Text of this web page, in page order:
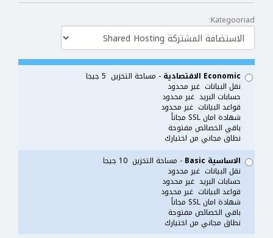
Kategooriad:
Economic الاقتصادية - مساحة التخزين 5 جيجا
نقل البيانات غير محدود
حسابات البريد غير محدود
قواعد البيانات غير محدود
شهادة امان SSL مجاناً
باقي الخصائص مفتوحة
نطاق مجاني من اختيارك
الاساسية Basic
- مساحة التخزين 10 جيجا
نقل البيانات غير محدود
حسابات البريد غير محدود
قواعد البيانات غير محدود
شهادة امان SSL مجاناً
باقي الخصائص مفتوحة
نطاق مجاني من اختيارك